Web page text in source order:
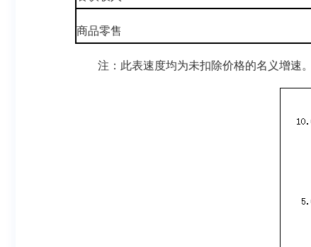
商品零售
注：此表速度均为未扣除价格的名义增速。